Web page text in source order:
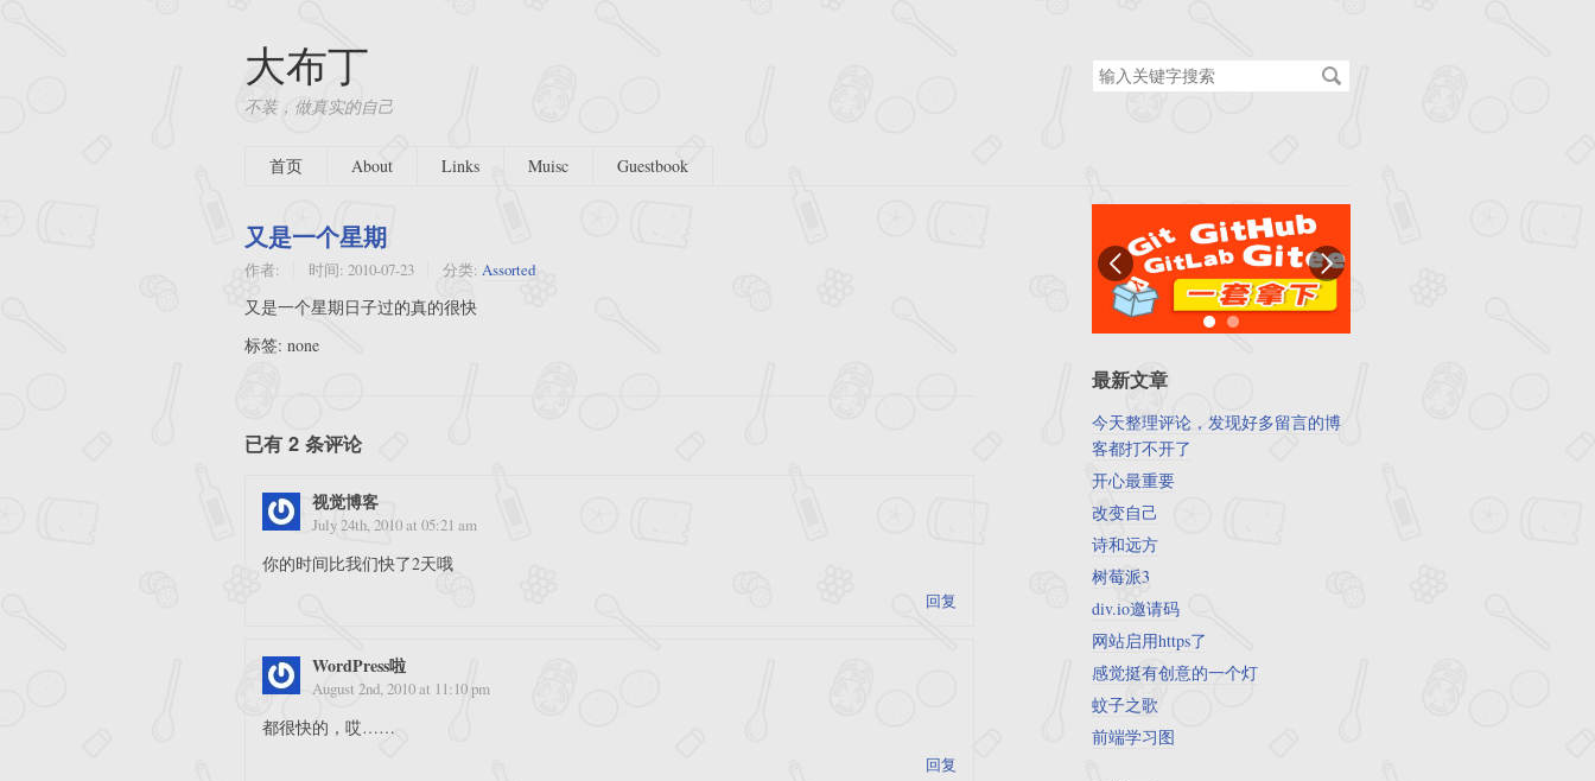
大布丁
不装，做真实的自己
搜
索
首页
About Links Muisc Guestbook
又是一个星期
作者: 时间: 2010-07-23 分类: Assorted
又是一个星期日子过的真的很快
标签: none
已有 2 条评论
视觉博客
July 24th, 2010 at 05:21 am
你的时间比我们快了2天哦
回复
WordPress啦
August 2nd, 2010 at 11:10 pm
都很快的，哎……
回复
最新文章
今天整理评论，发现好多留言的博
客都打不开了
开心最重要
改变自己
诗和远方
树莓派3
div.io邀请码
网站启用https了
感觉挺有创意的一个灯
蚊子之歌
前端学习图